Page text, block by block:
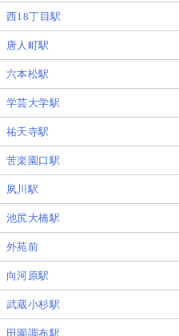
西18丁目駅
唐人町駅
六本松駅
学芸大学駅
祐天寺駅
苦楽園口駅
夙川駅
池尻大橋駅
外苑前
向河原駅
武蔵小杉駅
田園調布駅